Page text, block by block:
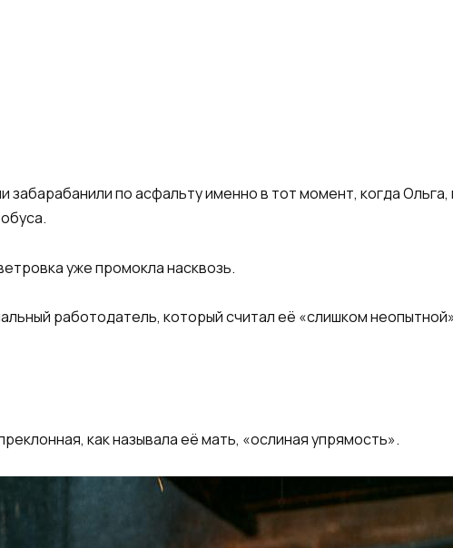
по асфальту именно в тот момент, когда Ольга,
уже промокла насквозь.
работодатель, который считал её «слишком
как называла её мать, «ослиная упрямость».